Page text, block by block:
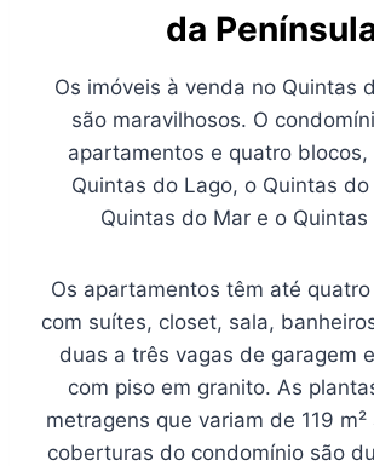
da
Os imóveis à venda no Quintas
são maravilhosos. O
apartamentos e quatro blocos,
Quintas do Lago, o Quintas do
Quintas do Mar e o Quintas
Os apartamentos têm até
com suítes, closet, sala,
duas a três vagas de garagem
com piso em granito. As
metragens que variam de 119 m²
coberturas do condomínio são